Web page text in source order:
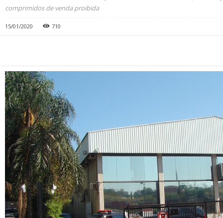
comprimidos de venda proibida
15/01/2020 710